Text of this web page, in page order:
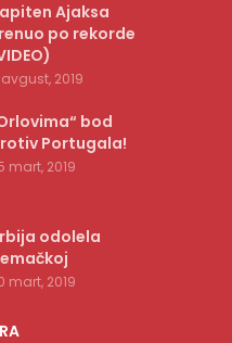
Ajaksa
po rekorde
avgust, 2019
bod
Portugala!
mart, 2019
odolela
mart, 2019